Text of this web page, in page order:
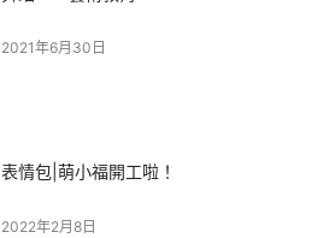
2021年6月30日
表情包|萌小福開工啦！
2022年2月8日